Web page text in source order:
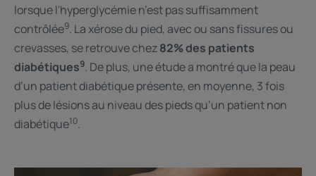
lorsque l'hyperglycémie n’est pas suffisamment
contrôlée9. La xérose du pied, avec ou sans fissures ou
crevasses, se retrouve chez82% des patients
diabétiques9. De plus, une étude a montré que la peau
d’un patient diabétique présente, en moyenne, 3 fois
plus de lésions au niveau des pieds qu’un patient non
diabétique10.